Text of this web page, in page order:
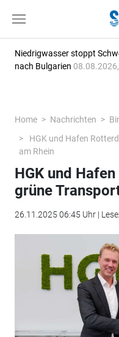
Niedrigwasser stoppt
nach Bulgarien
Home Nachrichten
HGK und Hafen
am Rhein
HGK und
grüne
26.11.2025 06:45 Uhr |